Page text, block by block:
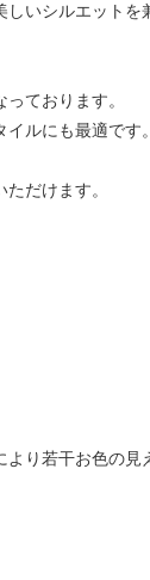
いシルエットを
ております。
ルにも最適です。
だけます。
り若干お色の